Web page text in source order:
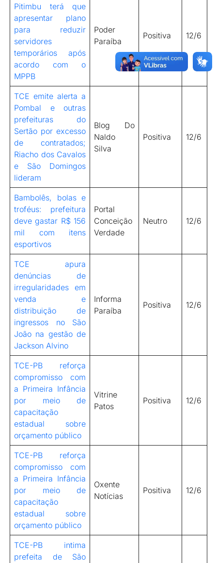
Pitimbu terá que
apresentar plano
para reduzir
servidores
temporários após
acordo com o
MPPB
Poder
Paraíba
Positiva 12/6
TCE emite alerta a
Pombal e outras
prefeituras do
Sertão por excesso
de contratados;
Riacho dos Cavalos
e São Domingos
lideram
Blog Do
Naldo
Silva
Positiva 12/6
Bambolês, bolas e
troféus: prefeitura
deve gastar R$ 156
mil com itens
esportivos
Portal
Conceição
Verdade
Neutro 12/6
TCE apura
denúncias de
irregularidades em
venda e
distribuição de
ingressos no São
João na gestão de
Jackson Alvino
Informa
Paraíba
Positiva 12/6
TCE-PB reforça
compromisso com
a Primeira Infância
por meio de
capacitação
estadual sobre
orçamento público
Vitrine
Patos
Positiva 12/6
TCE-PB reforça
compromisso com
a Primeira Infância
por meio de
capacitação
estadual sobre
orçamento público
Oxente
Notícias
Positiva 12/6
TCE-PB intima
prefeita de São